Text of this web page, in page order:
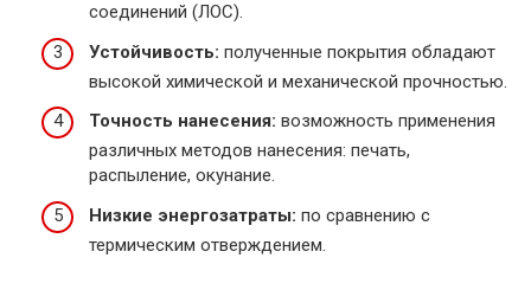
соединений (ЛОС).
Устойчивость: полученные покрытия обладают
высокой химической и механической прочностью.
Точность нанесения: возможность применения
различных методов нанесения: печать,
распыление, окунание.
Низкие энергозатраты: по сравнению с
термическим отверждением.